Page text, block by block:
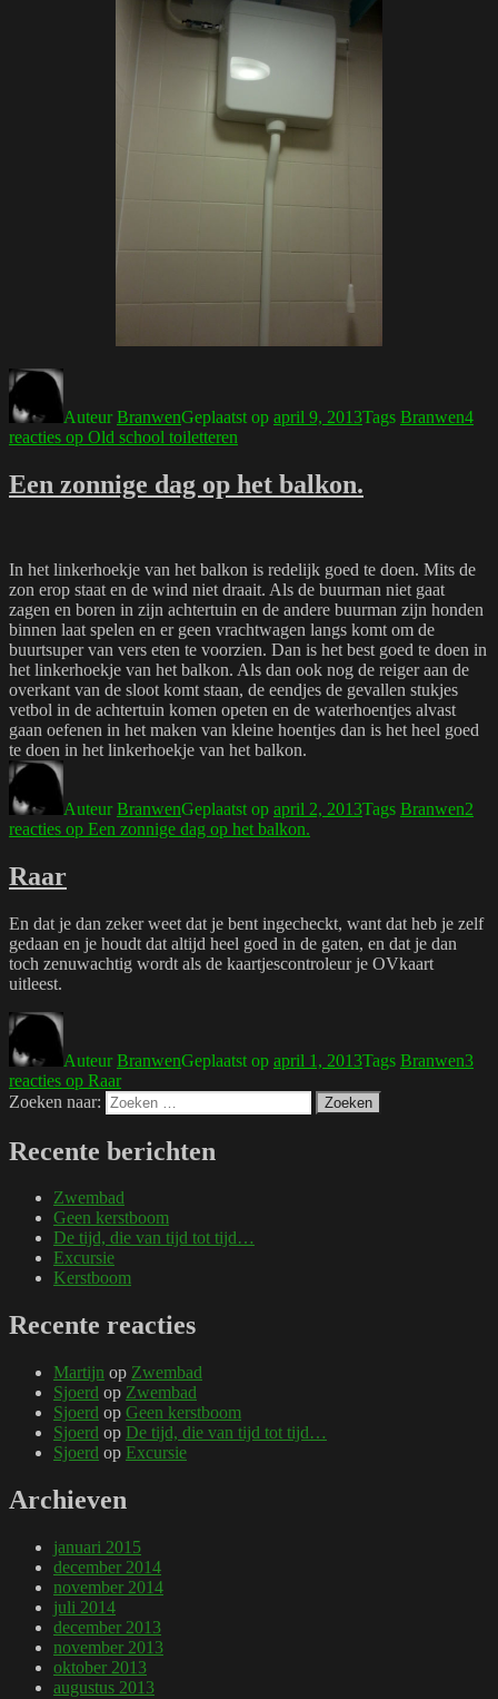
AuteurBranwenGeplaatst op april 9, 2013Tags Branwen4
reacties op Old school toiletteren
Een zonnige dag op het balkon.
In het linkerhoekje van het balkon is redelijk goed te doen. Mits de
zon erop staat en de wind niet draait. Als de buurman niet gaat
zagen en boren in zijn achtertuin en de andere buurman zijn honden
binnen laat spelen en er geen vrachtwagen langs komt om de
buurtsuper van vers eten te voorzien. Dan is het best goed te doen in
het linkerhoekje van het balkon. Als dan ook nog de reiger aan de
overkant van de sloot komt staan, de eendjes de gevallen stukjes
vetbol in de achtertuin komen opeten en de waterhoentjes alvast
gaan oefenen in het maken van kleine hoentjes dan is het heel goed
te doen in het linkerhoekje van het balkon.
AuteurBranwenGeplaatst op april 2, 2013Tags Branwen2
reacties op Een zonnige dag op het balkon.
Raar
En dat je dan zeker weet dat je bent ingecheckt, want dat heb je zelf
gedaan en je houdt dat altijd heel goed in de gaten, en dat je dan
toch zenuwachtig wordt als de kaartjescontroleur je OVkaart
uitleest.
AuteurBranwenGeplaatst op april 1, 2013Tags Branwen3
reacties op Raar
Zoeken naar:
Zoeken
Recente berichten
Zwembad
Geen kerstboom
De tijd, die van tijd tot tijd…
Excursie
Kerstboom
Recente reacties
Martijn op Zwembad
Sjoerd op Zwembad
Sjoerd op Geen kerstboom
Sjoerd op De tijd, die van tijd tot tijd…
Sjoerd op Excursie
Archieven
januari 2015
december 2014
november 2014
juli 2014
december 2013
november 2013
oktober 2013
augustus 2013